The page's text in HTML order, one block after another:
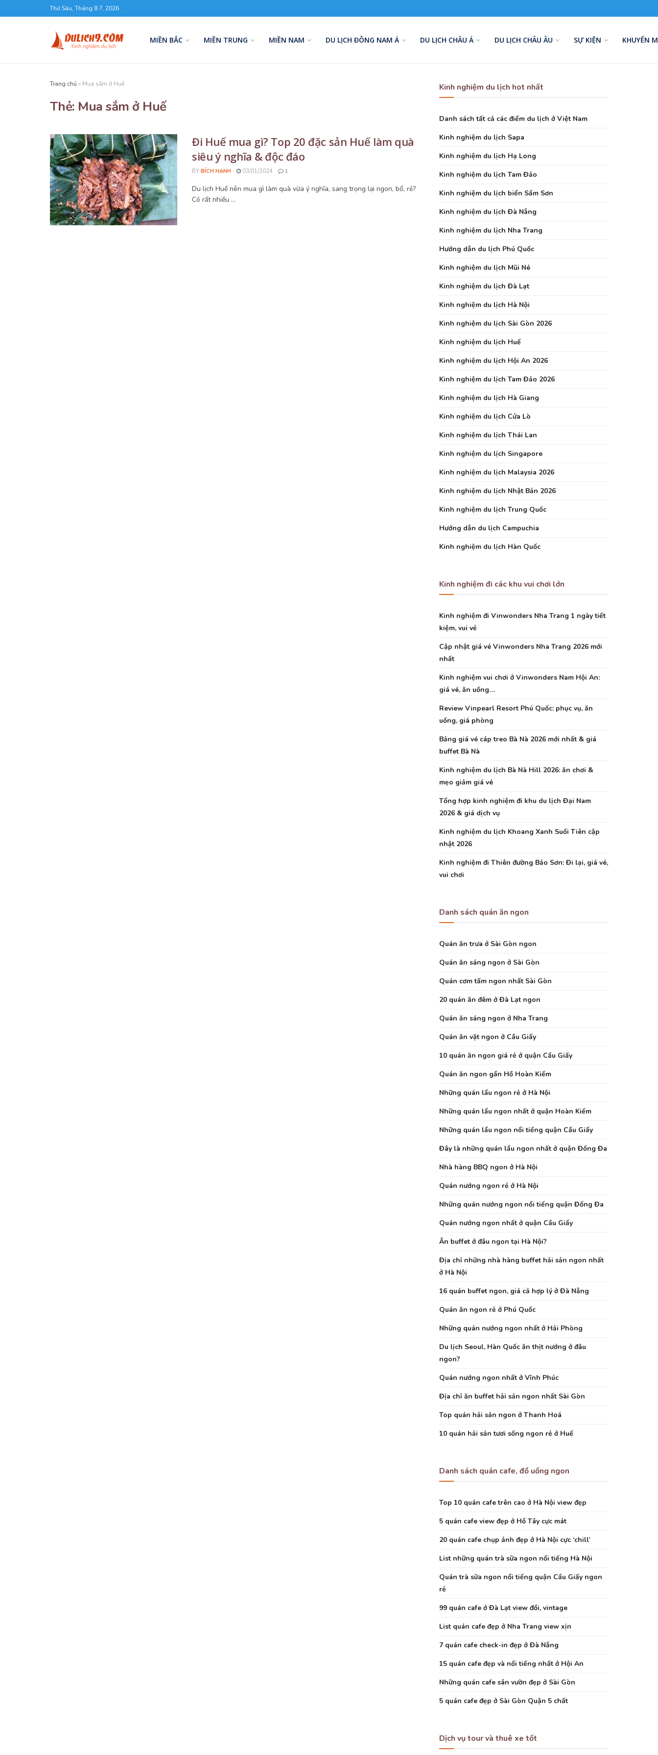
Thứ Sáu, Tháng 8 7, 2026
MIỀN BẮC MIỀN TRUNG MIỀN NAM DU LỊCH ĐÔNG NAM Á DU LỊCH CHÂU Á DU LỊCH CHÂU ÂU SỰ KIỆN KHUYẾN
Trang chủ » Mua sắm ở Huế
Thẻ: Mua sắm ở Huế
Đi Huế mua gì? Top 20 đặc sản Huế làm quà
siêu ý nghĩa & độc đáo
BY BÍCH HẠNH 03/01/2024 1
Du lịch Huế nên mua gì làm quà vừa ý nghĩa, sang trọng lại ngon, bổ, rẻ?
Có rất nhiều ...
Kinh nghiệm du lịch hot nhất
Danh sách tất cả các điểm du lịch ở Việt Nam
Kinh nghiệm du lịch Sapa
Kinh nghiệm du lịch Hạ Long
Kinh nghiệm du lịch Tam Đảo
Kinh nghiệm du lịch biển Sầm Sơn
Kinh nghiệm du lịch Đà Nẵng
Kinh nghiệm du lịch Nha Trang
Hướng dẫn du lịch Phú Quốc
Kinh nghiệm du lịch Mũi Né
Kinh nghiệm du lịch Đà Lạt
Kinh nghiệm du lịch Hà Nội
Kinh nghiệm du lịch Sài Gòn 2026
Kinh nghiệm du lịch Huế
Kinh nghiệm du lịch Hội An 2026
Kinh nghiệm du lịch Tam Đảo 2026
Kinh nghiệm du lịch Hà Giang
Kinh nghiệm du lịch Cửa Lò
Kinh nghiệm du lịch Thái Lan
Kinh nghiệm du lịch Singapore
Kinh nghiệm du lịch Malaysia 2026
Kinh nghiệm du lịch Nhật Bản 2026
Kinh nghiệm du lịch Trung Quốc
Hướng dẫn du lịch Campuchia
Kinh nghiệm du lịch Hàn Quốc
Kinh nghiệm đi các khu vui chơi lớn
Kinh nghiệm đi Vinwonders Nha Trang 1 ngày tiết
kiệm, vui vẻ
Cập nhật giá vé Vinwonders Nha Trang 2026 mới
nhất
Kinh nghiệm vui chơi ở Vinwonders Nam Hội An:
giá vé, ăn uống…
Review Vinpearl Resort Phú Quốc: phục vụ, ăn
uống, giá phòng
Bảng giá vé cáp treo Bà Nà 2026 mới nhất & giá
buffet Bà Nà
Kinh nghiệm du lịch Bà Nà Hill 2026: ăn chơi &
mẹo giảm giá vé
Tổng hợp kinh nghiệm đi khu du lịch Đại Nam
2026 & giá dịch vụ
Kinh nghiệm du lịch Khoang Xanh Suối Tiên cập
nhật 2026
Kinh nghiệm đi Thiên đường Bảo Sơn: Đi lại, giá vé,
vui chơi
Danh sách quán ăn ngon
Quán ăn trưa ở Sài Gòn ngon
Quán ăn sáng ngon ở Sài Gòn
Quán cơm tấm ngon nhất Sài Gòn
20 quán ăn đêm ở Đà Lạt ngon
Quán ăn sáng ngon ở Nha Trang
Quán ăn vặt ngon ở Cầu Giấy
10 quán ăn ngon giá rẻ ở quận Cầu Giấy
Quán ăn ngon gần Hồ Hoàn Kiếm
Những quán lẩu ngon rẻ ở Hà Nội
Những quán lẩu ngon nhất ở quận Hoàn Kiếm
Những quán lẩu ngon nổi tiếng quận Cầu Giấy
Đây là những quán lẩu ngon nhất ở quận Đống Đa
Nhà hàng BBQ ngon ở Hà Nội
Quán nướng ngon rẻ ở Hà Nội
Những quán nướng ngon nổi tiếng quận Đống Đa
Quán nướng ngon nhất ở quận Cầu Giấy
Ăn buffet ở đâu ngon tại Hà Nội?
Địa chỉ những nhà hàng buffet hải sản ngon nhất
ở Hà Nội
16 quán buffet ngon, giá cả hợp lý ở Đà Nẵng
Quán ăn ngon rẻ ở Phú Quốc
Những quán nướng ngon nhất ở Hải Phòng
Du lịch Seoul, Hàn Quốc ăn thịt nướng ở đâu
ngon?
Quán nướng ngon nhất ở Vĩnh Phúc
Địa chỉ ăn buffet hải sản ngon nhất Sài Gòn
Top quán hải sản ngon ở Thanh Hoá
10 quán hải sản tươi sống ngon rẻ ở Huế
Danh sách quán cafe, đồ uống ngon
Top 10 quán cafe trên cao ở Hà Nội view đẹp
5 quán cafe view đẹp ở Hồ Tây cực mát
20 quán cafe chụp ảnh đẹp ở Hà Nội cực ‘chill’
List những quán trà sữa ngon nổi tiếng Hà Nội
Quán trà sữa ngon nổi tiếng quận Cầu Giấy ngon
rẻ
99 quán cafe ở Đà Lạt view đồi, vintage
List quán cafe đẹp ở Nha Trang view xịn
7 quán cafe check-in đẹp ở Đà Nẵng
15 quán cafe đẹp và nổi tiếng nhất ở Hội An
Những quán cafe sân vườn đẹp ở Sài Gòn
5 quán cafe đẹp ở Sài Gòn Quận 5 chất
Dịch vụ tour và thuê xe tốt